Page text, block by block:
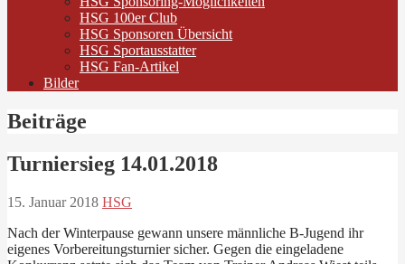
HSG 100er Club
HSG Sponsoren Übersicht
HSG Sportausstatter
HSG Fan-Artikel
Bilder
Beiträge
Turniersieg 14.01.2018
15. Januar 2018 HSG
Nach der Winterpause gewann unsere männliche B-Jugend ihr
eigenes Vorbereitungsturnier sicher. Gegen die eingeladene